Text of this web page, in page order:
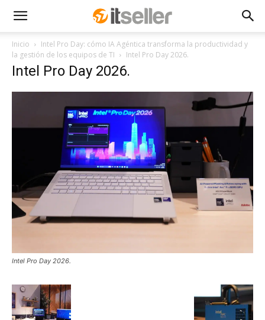
Inicio
Intel Pro Day: cómo IA Agéntica transforma la productividad y
la gestión de los equipos de TI
Intel Pro Day 2026.
Intel Pro Day 2026.
Intel Pro Day 2026.